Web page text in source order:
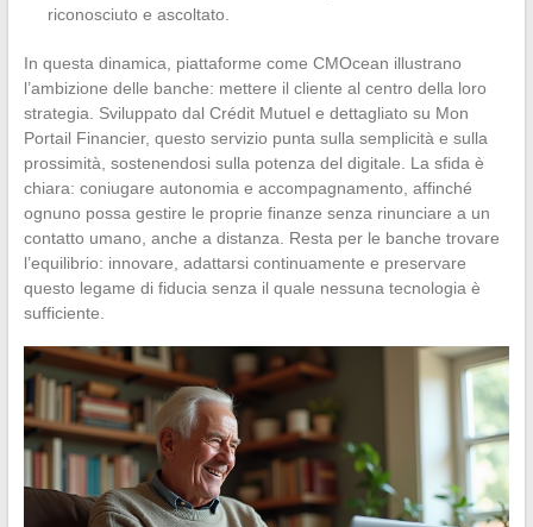
riconosciuto e ascoltato.
In questa dinamica, piattaforme come CMOcean illustrano
l’ambizione delle banche: mettere il cliente al centro della loro
strategia. Sviluppato dal Crédit Mutuel e dettagliato su Mon
Portail Financier, questo servizio punta sulla semplicità e sulla
prossimità, sostenendosi sulla potenza del digitale. La sfida è
chiara: coniugare autonomia e accompagnamento, affinché
ognuno possa gestire le proprie finanze senza rinunciare a un
contatto umano, anche a distanza. Resta per le banche trovare
l’equilibrio: innovare, adattarsi continuamente e preservare
questo legame di fiducia senza il quale nessuna tecnologia è
sufficiente.